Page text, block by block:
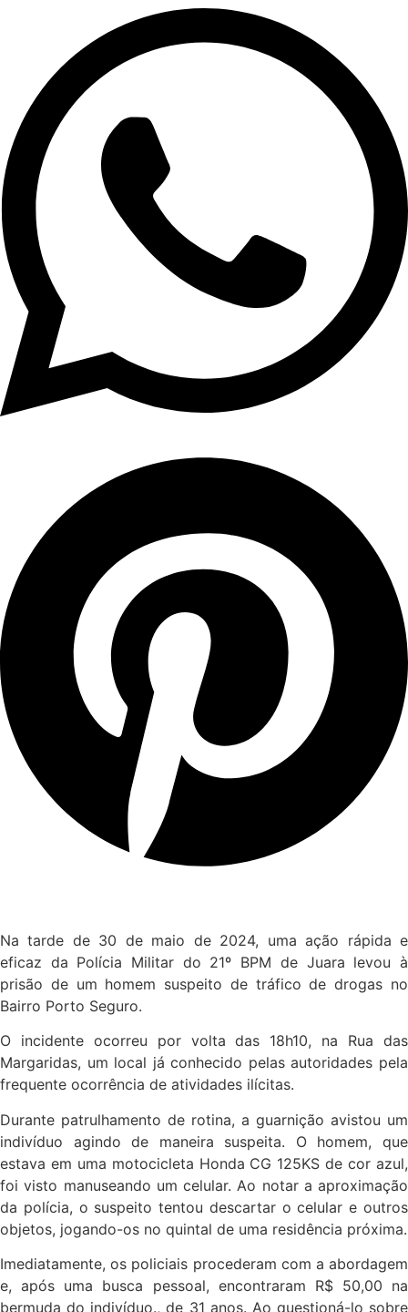
Na tarde de 30 de maio de 2024, uma ação rápida e
eficaz da Polícia Militar do 21º BPM de Juara levou à
prisão de um homem suspeito de tráfico de drogas no
Bairro Porto Seguro.
O incidente ocorreu por volta das 18h10, na Rua das
Margaridas, um local já conhecido pelas autoridades pela
frequente ocorrência de atividades ilícitas.
Durante patrulhamento de rotina, a guarnição avistou um
indivíduo agindo de maneira suspeita. O homem, que
estava em uma motocicleta Honda CG 125KS de cor azul,
foi visto manuseando um celular. Ao notar a aproximação
da polícia, o suspeito tentou descartar o celular e outros
objetos, jogando-os no quintal de uma residência próxima.
Imediatamente, os policiais procederam com a abordagem
e, após uma busca pessoal, encontraram R$ 50,00 na
bermuda do indivíduo., de 31 anos. Ao questioná-lo sobre